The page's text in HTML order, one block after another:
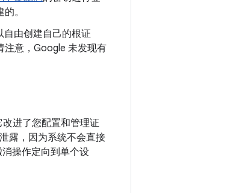
。
自由创建自己的根证
注意，Google 未发现有
进了您配置和管理证
露，因为系统不会直接
操作定向到单个设